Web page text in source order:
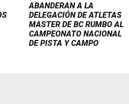
ABANDERAN A LA
DELEGACIÓN DE ATLETAS
MASTER DE BC RUMBO AL
CAMPEONATO NACIONAL
DE PISTA Y CAMPO